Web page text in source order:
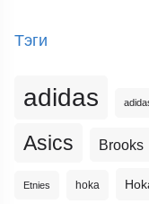
Тэги
adidas
Asics Brooks
Etnies hoka